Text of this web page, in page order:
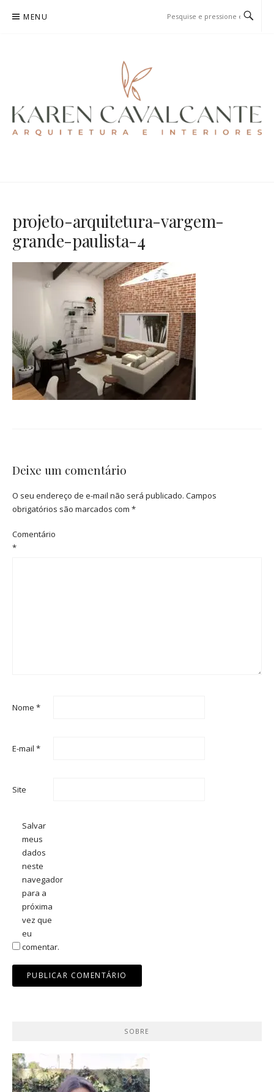
para
MENU
projeto-arquitetura-vargem-
grande-paulista-4
Deixe um comentário
O seu endereço de e-mail não será publicado. Campos
obrigatórios são marcados com *
Comentário
*
Nome *
E-mail *
Site
Salvar
meus
dados
neste
navegador
para a
próxima
vez que
eu
comentar.
SOBRE